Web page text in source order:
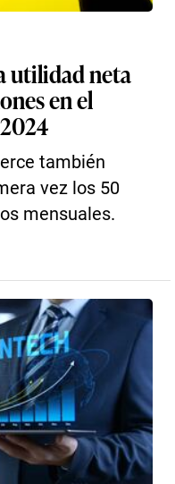
utilidad neta
en el
también
vez los 50
mensuales.